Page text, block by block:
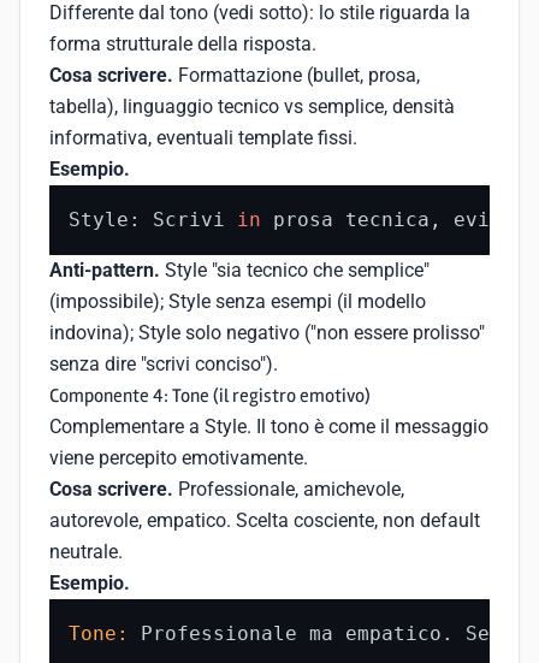
Differente dal tono (vedi sotto): lo stile riguarda la
forma strutturale della risposta.
Cosa scrivere. Formattazione (bullet, prosa,
tabella), linguaggio tecnico vs semplice, densità
informativa, eventuali template fissi.
Esempio.
Style: Scrivi in prosa tecnica,
Anti-pattern. Style "sia tecnico che semplice"
(impossibile); Style senza esempi (il modello
indovina); Style solo negativo ("non essere prolisso"
senza dire "scrivi conciso").
Componente 4: Tone (il registro emotivo)
Complementare a Style. Il tono è come il messaggio
viene percepito emotivamente.
Cosa scrivere. Professionale, amichevole,
autorevole, empatico. Scelta cosciente, non default
neutrale.
Esempio.
Tone: Professionale ma empatico. Se l